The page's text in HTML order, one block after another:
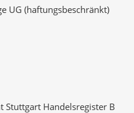
UG (haftungsbeschränkt)
Stuttgart Handelsregister B